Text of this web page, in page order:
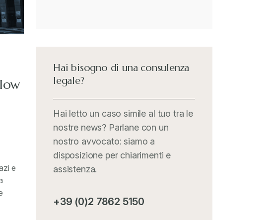
e
Iva comunitaria e nazionale
MementoPiù - Giuffré
Hai bisogno di una consulenza
legale?
Hai letto un caso simile al tuo tra le
nostre news? Parlane con un
nostro avvocato: siamo a
disposizione per chiarimenti e
assistenza.
+39 (0)2 7862 5150